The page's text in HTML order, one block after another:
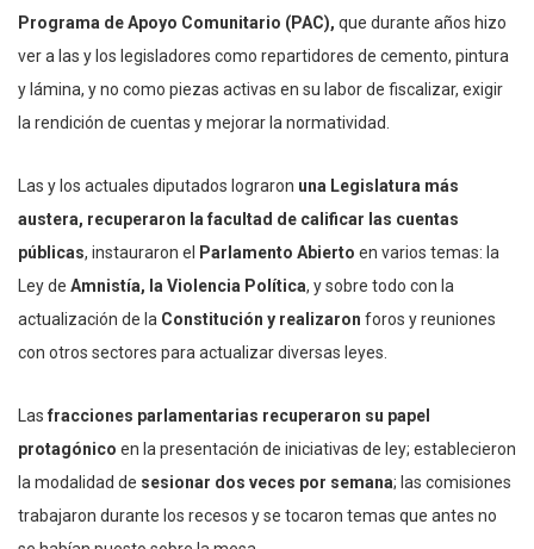
Programa de Apoyo Comunitario (PAC), que durante años hizo
ver a las y los legisladores como repartidores de cemento, pintura
y lámina, y no como piezas activas en su labor de fiscalizar, exigir
la rendición de cuentas y mejorar la normatividad.
Las y los actuales diputados lograron una Legislatura más
austera, recuperaron la facultad de calificar las cuentas
públicas, instauraron el Parlamento Abierto en varios temas: la
Ley de Amnistía, la Violencia Política, y sobre todo con la
actualización de la Constitución y realizaron foros y reuniones
con otros sectores para actualizar diversas leyes.
Las fracciones parlamentarias recuperaron su papel
protagónico en la presentación de iniciativas de ley; establecieron
la modalidad de sesionar dos veces por semana; las comisiones
trabajaron durante los recesos y se tocaron temas que antes no